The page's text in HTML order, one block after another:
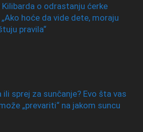
Kilibarda o odrastanju ćerke
„Ako hoće da vide dete, moraju
pravila“
ili sprej za sunčanje? Evo šta vas
„prevariti“ na jakom suncu